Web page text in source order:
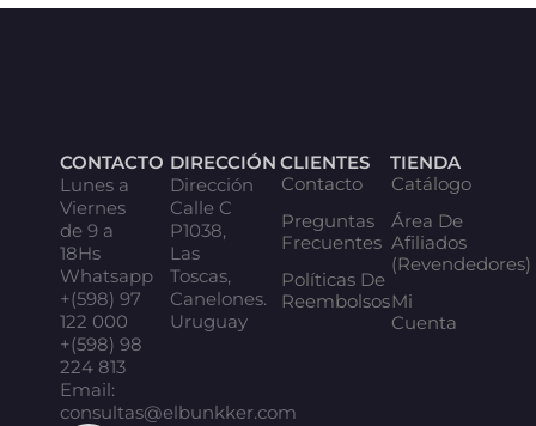
CONTACTO
Lunes a
Viernes
de 9 a
18Hs
Whatsapp
+(598) 97
122 000
+(598) 98
224 813
Email:
consultas@elbunkker.com
DIRECCIÓN
Dirección
Calle C
P1038,
Las
Toscas,
Canelones.
Uruguay
CLIENTES
Contacto
Preguntas
Frecuentes
Políticas De
Reembolsos
TIENDA
Catálogo
Área De
Afiliados
(Revendedores)
Mi
Cuenta